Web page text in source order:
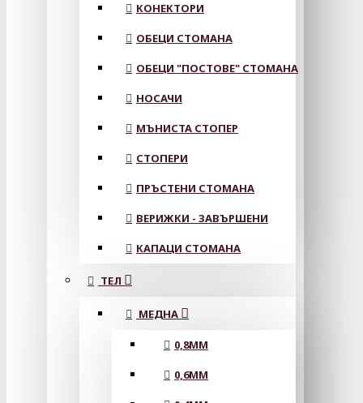
КОНЕКТОРИ
ОБЕЦИ СТОМАНА
ОБЕЦИ "ПОСТОВЕ" СТОМАНА
НОСАЧИ
МЪНИСТА СТОПЕР
СТОПЕРИ
ПРЪСТЕНИ СТОМАНА
ВЕРИЖКИ - ЗАВЪРШЕНИ
КАПАЦИ СТОМАНА
ТЕЛ
МЕДНА
0,8MM
0,6MM